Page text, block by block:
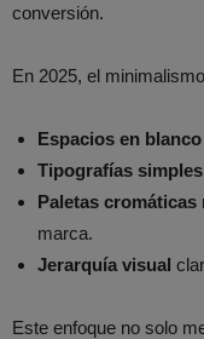
conversión.
En 2025, el
Espacios en blanco
Tipografías simples
Paletas cromáticas
marca.
Jerarquía visual
Este enfoque no solo